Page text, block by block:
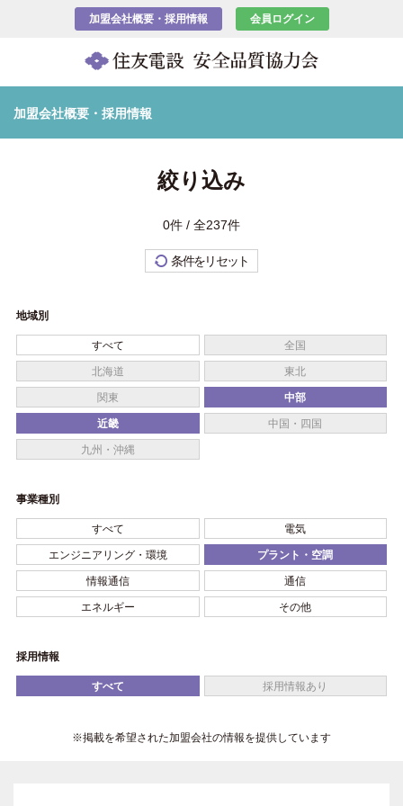
加盟会社概要・採用情報 会員ログイン
加盟会社概要・採用情報
絞り込み
0件 / 全237件
条件をリセット
地域別
すべて 全国
北海道 東北
関東 中部
近畿 中国・四国
九州・沖縄
事業種別
すべて 電気
エンジニアリング・環境 プラント・空調
情報通信 通信
エネルギー その他
採用情報
すべて 採用情報あり
※掲載を希望された加盟会社の情報を提供しています